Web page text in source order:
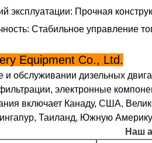
эксплуатации: Прочная
Стабильное управление
Equipment Co., Ltd.
обслуживании дизельных
электронные
включает Канаду, США,
Таиланд, Южную
Наш